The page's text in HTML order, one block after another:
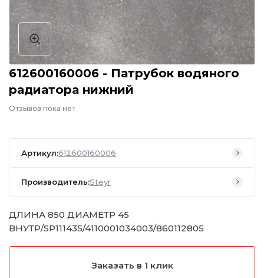
612600160006 - Патрубок водяного
радиатора нижний
Отзывов пока нет
Артикул:612600160006
Производитель:Steyr
ДЛИНА 850 ДИАМЕТР 45
ВНУТР/SP111435/4110001034003/860112805
Заказать в 1 клик